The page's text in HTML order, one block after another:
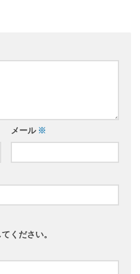
メール ※
ください。